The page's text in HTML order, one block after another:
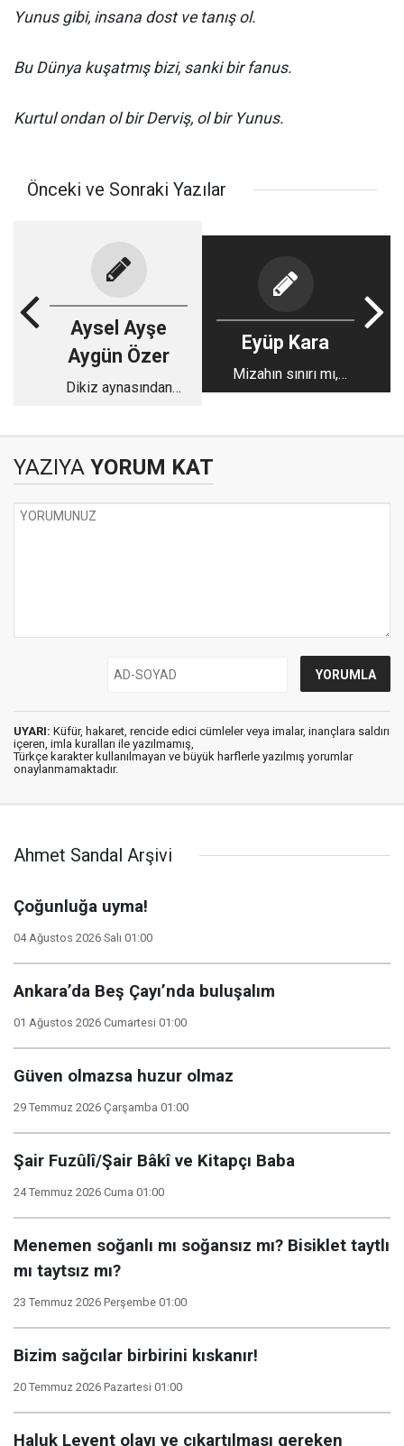
Yunus gibi, insana dost ve tanış ol.
Bu Dünya kuşatmış bizi, sanki bir fanus.
Kurtul ondan ol bir Derviş, ol bir Yunus.
Önceki ve Sonraki Yazılar
Aysel Ayşe
Aygün Özer
Dikiz aynasından
geleceğe yer kalmadı
Eyüp Kara
Mizahın sınırı mı,
önyargının yansıması
YAZIYA YORUM KAT
UYARI: Küfür, hakaret, rencide edici cümleler veya imalar, inançlara saldırı
içeren, imla kuralları ile yazılmamış,
Türkçe karakter kullanılmayan ve büyük harflerle yazılmış yorumlar
onaylanmamaktadır.
Ahmet Sandal Arşivi
Çoğunluğa uyma!
04 Ağustos 2026 Salı 01:00
Ankara’da Beş Çayı’nda buluşalım
01 Ağustos 2026 Cumartesi 01:00
Güven olmazsa huzur olmaz
29 Temmuz 2026 Çarşamba 01:00
Şair Fuzûlî/Şair Bâkî ve Kitapçı Baba
24 Temmuz 2026 Cuma 01:00
Menemen soğanlı mı soğansız mı? Bisiklet taytlı
mı taytsız mı?
23 Temmuz 2026 Perşembe 01:00
Bizim sağcılar birbirini kıskanır!
20 Temmuz 2026 Pazartesi 01:00
Haluk Levent olayı ve çıkartılması gereken